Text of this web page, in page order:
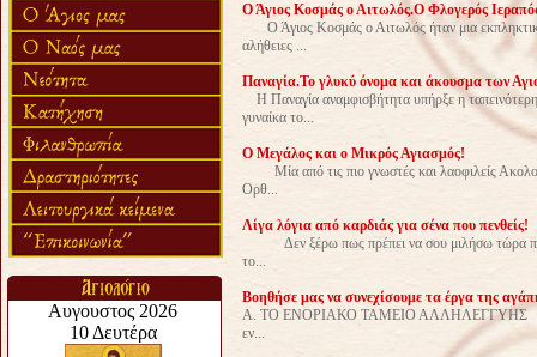
Ο Άγιος Κοσμάς ο Αιτωλός.Ο Φλογερός
Ο Άγιος Κοσμάς ο Αιτωλός ήταν μια
αλήθειες ...
Παναγία.Το γλυκύ όνομα και άκουσμα των
Η Παναγία αναμφισβήτητα υπήρξε η
γυναίκα το...
Ο Μεγάλος και ο Μικρός Αγιασμός!
Μία από τις πιο γνωστές και λαοφιλείς
Ορθ...
Λίγα λόγια από καρδιάς για σένα που πενθείς!
Δεν ξέρω πως πρέπει να σου μιλήσω τώρα
το...
Βοηθήσε μας να συνεχίσουμε τα έργα της
Α. ΤΟ ΕΝΟΡΙΑΚΟ ΤΑΜΕΙΟ
εν...